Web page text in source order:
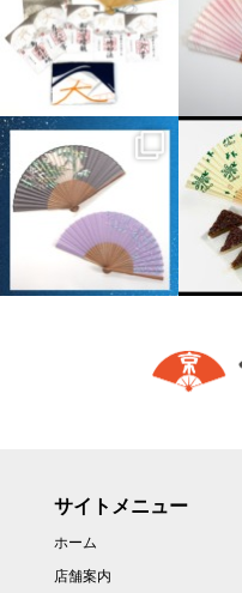
サイトメニュー
ホーム
店舗案内